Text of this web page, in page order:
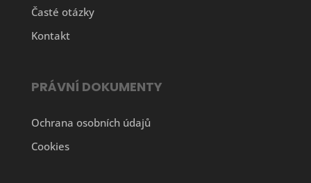
Časté otázky
Kontakt
PRÁVNÍ DOKUMENTY
Ochrana osobních údajů
Cookies